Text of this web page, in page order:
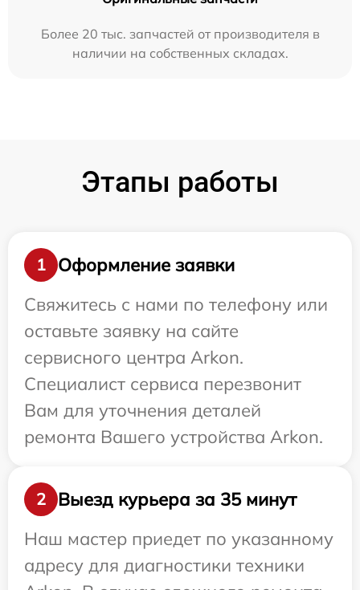
Более 20 тыс. запчастей от производителя в
наличии на собственных складах.
Этапы работы
1
Оформление заявки
Свяжитесь с нами по телефону или
оставьте заявку на сайте
сервисного центра Arkon.
Специалист сервиса перезвонит
Вам для уточнения деталей
ремонта Вашего устройства Arkon.
2
Выезд курьера за 35 минут
Наш мастер приедет по указанному
адресу для диагностики техники